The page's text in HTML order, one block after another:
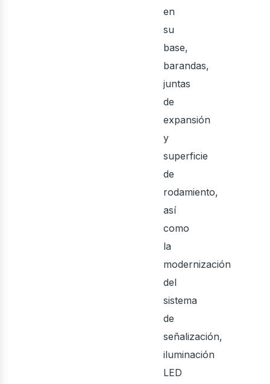
en
su
base,
barandas,
juntas
de
expansión
y
superficie
de
rodamiento,
así
como
la
modernización
del
sistema
de
señalización,
iluminación
LED